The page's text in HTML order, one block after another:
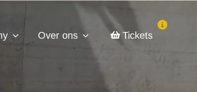
Over ons Tickets